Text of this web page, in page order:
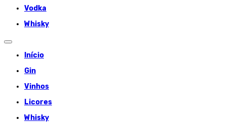
Vodka
Whisky
Início
Gin
Vinhos
Licores
Whisky